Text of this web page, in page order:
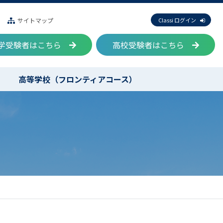
サイトマップ Classi ログイン
受験者はこちら 高校受験者はこちら
高等学校（フロンティアコース）